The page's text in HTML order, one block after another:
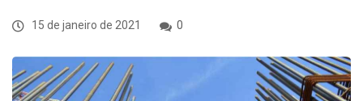
15 de janeiro de 2021 0